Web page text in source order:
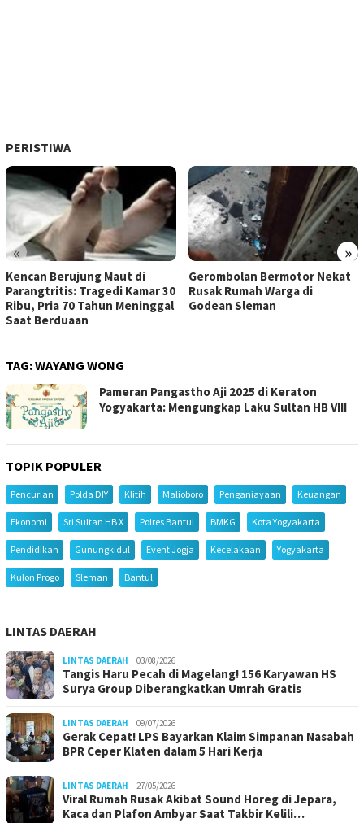
PERISTIWA
« »
Kencan Berujung Maut di
Parangtritis: Tragedi Kamar 30
Ribu, Pria 70 Tahun Meninggal
Saat Berduaan
Gerombolan Bermotor Nekat
Rusak Rumah Warga di
Godean Sleman
TAG:WAYANG WONG
Pameran Pangastho Aji 2025 di Keraton
Yogyakarta: Mengungkap Laku Sultan HB VIII
TOPIK POPULER
Pencurian Polda DIY Klitih Malioboro Penganiayaan Keuangan
Ekonomi Sri Sultan HB X Polres Bantul BMKG Kota Yogyakarta
Pendidikan Gunungkidul Event Jogja Kecelakaan Yogyakarta
Kulon Progo Sleman Bantul
LINTAS DAERAH
LINTAS DAERAH 03/08/2026
Tangis Haru Pecah di Magelang! 156 Karyawan HS
Surya Group Diberangkatkan Umrah Gratis
LINTAS DAERAH 09/07/2026
Gerak Cepat! LPS Bayarkan Klaim Simpanan Nasabah
BPR Ceper Klaten dalam 5 Hari Kerja
LINTAS DAERAH 27/05/2026
Viral Rumah Rusak Akibat Sound Horeg di Jepara,
Kaca dan Plafon Ambyar Saat Takbir Kelili…